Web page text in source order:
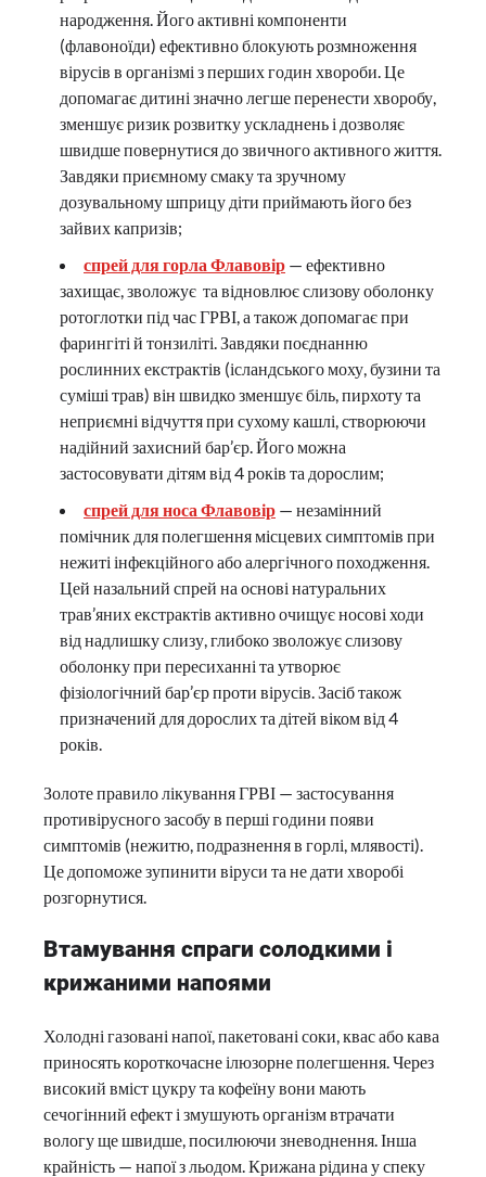
народження. Його активні компоненти
(флавоноїди) ефективно блокують розмноження
вірусів в організмі з перших годин хвороби. Це
допомагає дитині значно легше перенести хворобу,
зменшує ризик розвитку ускладнень і дозволяє
швидше повернутися до звичного активного життя.
Завдяки приємному смаку та зручному
дозувальному шприцу діти приймають його без
зайвих капризів;
спрей для горла Флавовір — ефективно
захищає, зволожує та відновлює слизову оболонку
ротоглотки під час ГРВІ, а також допомагає при
фарингіті й тонзиліті. Завдяки поєднанню
рослинних екстрактів (ісландського моху, бузини та
суміші трав) він швидко зменшує біль, пирхоту та
неприємні відчуття при сухому кашлі, створюючи
надійний захисний бар’єр. Його можна
застосовувати дітям від 4 років та дорослим;
спрей для носа Флавовір — незамінний
помічник для полегшення місцевих симптомів при
нежиті інфекційного або алергічного походження.
Цей назальний спрей на основі натуральних
трав’яних екстрактів активно очищує носові ходи
від надлишку слизу, глибоко зволожує слизову
оболонку при пересиханні та утворює
фізіологічний бар’єр проти вірусів. Засіб також
призначений для дорослих та дітей віком від 4
років.
Золоте правило лікування ГРВІ — застосування
противірусного засобу в перші години появи
симптомів (нежитю, подразнення в горлі, млявості).
Це допоможе зупинити віруси та не дати хворобі
розгорнутися.
Втамування спраги солодкими і
крижаними напоями
Холодні газовані напої, пакетовані соки, квас або кава
приносять короткочасне ілюзорне полегшення. Через
високий вміст цукру та кофеїну вони мають
сечогінний ефект і змушують організм втрачати
вологу ще швидше, посилюючи зневоднення. Інша
крайність — напої з льодом. Крижана рідина у спеку